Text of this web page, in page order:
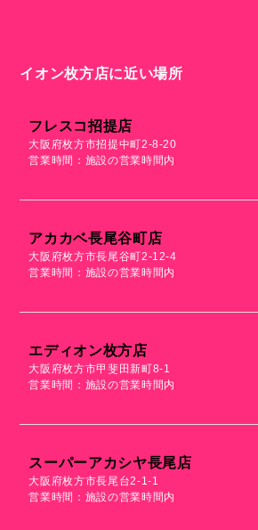
イオン枚方店に近い場所
フレスコ招提店
大阪府枚方市招提中町2-8-20
営業時間：施設の営業時間内
アカカベ長尾谷町店
大阪府枚方市長尾谷町2-12-4
営業時間：施設の営業時間内
エディオン枚方店
大阪府枚方市甲斐田新町8-1
営業時間：施設の営業時間内
スーパーアカシヤ長尾店
大阪府枚方市長尾台2-1-1
営業時間：施設の営業時間内